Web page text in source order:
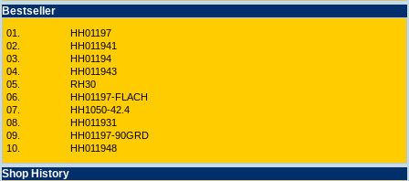
Best­seller
01.
HH01197
02.
HH011941
03.
HH01194
04.
HH011943
05.
RH30
06.
HH01197-FLACH
07.
HH1050-42.4
08.
HH011931
09.
HH01197-90GRD
10.
HH011948
Shop History